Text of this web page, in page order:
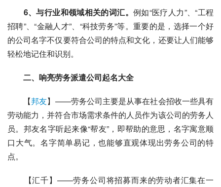
6、与行业和领域相关的词汇。 例如“医疗人力”、“工程
招聘”、“金融人才”、“科技劳务”等。重要的是，选择一个好
的公司名字不仅要符合公司的特点和文化，还要让人们能够
轻松地记住和识别。
二、响亮劳务派遣公司起名大全
【邦友】——劳务公司主要是从事在社会招收一些具有
劳动能力，并符合市场需求条件的人员作为该公司的劳务人
员。邦友名字听起来像“帮友”，即帮助的意思，名字寓意顺
口大气。名字简单易记，也能够直观体现出劳务公司的特
点。
【汇千】——劳务公司将招募而来的劳动者汇集在一